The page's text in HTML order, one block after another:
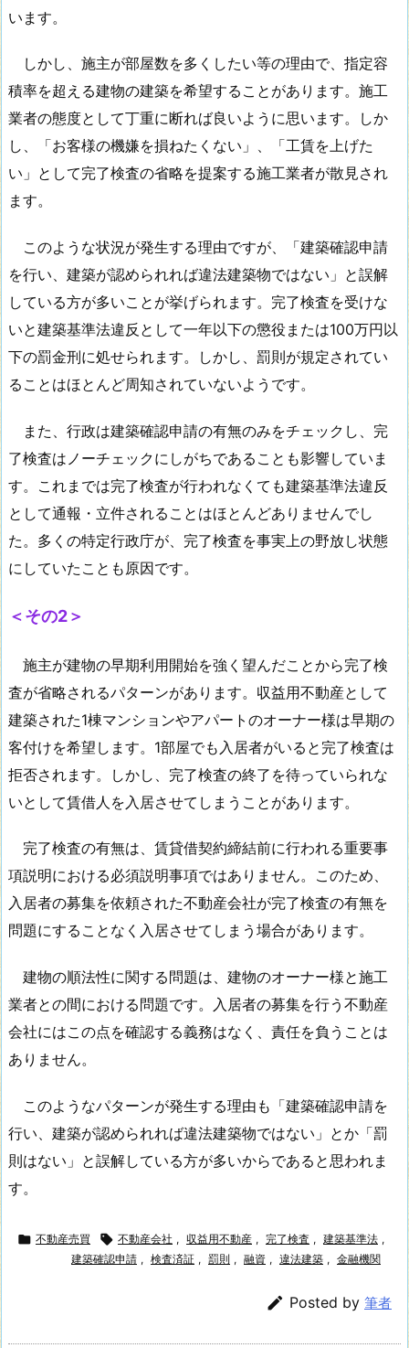
います。
しかし、施主が部屋数を多くしたい等の理由で、指定容
積率を超える建物の建築を希望することがあります。施工
業者の態度として丁重に断れば良いように思います。しか
し、「お客様の機嫌を損ねたくない」、「工賃を上げた
い」として完了検査の省略を提案する施工業者が散見され
ます。
このような状況が発生する理由ですが、「建築確認申請
を行い、建築が認められれば違法建築物ではない」と誤解
している方が多いことが挙げられます。完了検査を受けな
いと建築基準法違反として一年以下の懲役または100万円以
下の罰金刑に処せられます。しかし、罰則が規定されてい
ることはほとんど周知されていないようです。
また、行政は建築確認申請の有無のみをチェックし、完
了検査はノーチェックにしがちであることも影響していま
す。これまでは完了検査が行われなくても建築基準法違反
として通報・立件されることはほとんどありませんでし
た。多くの特定行政庁が、完了検査を事実上の野放し状態
にしていたことも原因です。
＜その2＞
施主が建物の早期利用開始を強く望んだことから完了検
査が省略されるパターンがあります。収益用不動産として
建築された1棟マンションやアパートのオーナー様は早期の
客付けを希望します。1部屋でも入居者がいると完了検査は
拒否されます。しかし、完了検査の終了を待っていられな
いとして賃借人を入居させてしまうことがあります。
完了検査の有無は、賃貸借契約締結前に行われる重要事
項説明における必須説明事項ではありません。このため、
入居者の募集を依頼された不動産会社が完了検査の有無を
問題にすることなく入居させてしまう場合があります。
建物の順法性に関する問題は、建物のオーナー様と施工
業者との間における問題です。入居者の募集を行う不動産
会社にはこの点を確認する義務はなく、責任を負うことは
ありません。
このようなパターンが発生する理由も「建築確認申請を
行い、建築が認められれば違法建築物ではない」とか「罰
則はない」と誤解している方が多いからであると思われま
す。
 不動産売買  不動産会社 , 収益用不動産 , 完了検査 , 建築基準法 ,
建築確認申請 , 検査済証 , 罰則 , 融資 , 違法建築 , 金融機関
 Posted by 筆者